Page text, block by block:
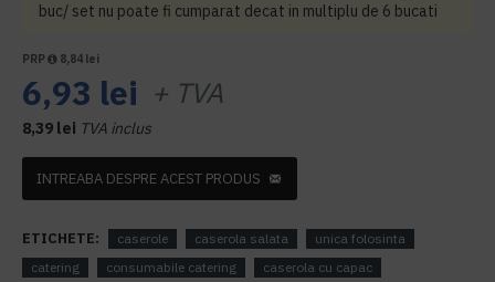
PRP 8,84 lei
6,93 lei + TVA
8,39 lei TVA inclus
buc/ set nu poate fi cumparat decat in multiplu de 6 bucati
INTREABA DESPRE ACEST PRODUS
ETICHETE: caserole caserola salata
unica folosinta
catering
consumabile catering caserola cu capac